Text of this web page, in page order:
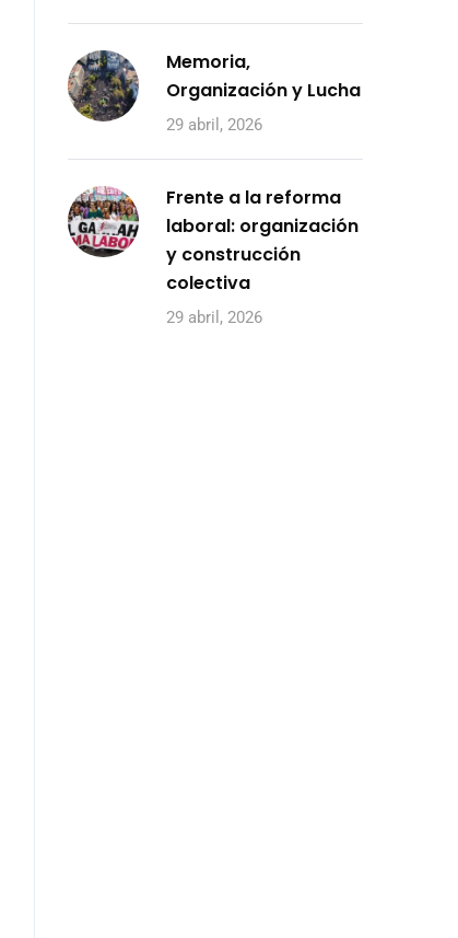
Memoria,
Organización y Lucha
29 abril, 2026
Frente a la reforma
laboral: organización
y construcción
colectiva
29 abril, 2026